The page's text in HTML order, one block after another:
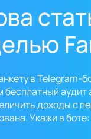
в Telegram-
аудит
доходы с
Укажи в боте: